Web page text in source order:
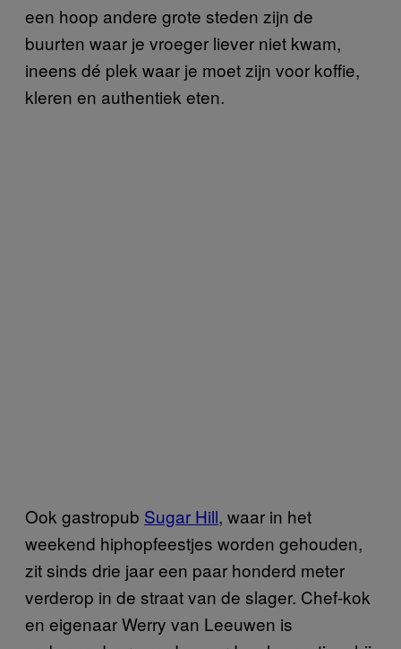
een hoop andere grote steden zijn de
buurten waar je vroeger liever niet kwam,
ineens dé plek waar je moet zijn voor koffie,
kleren en authentiek eten.
Ook gastropub Sugar Hill, waar in het
weekend hiphopfeestjes worden gehouden,
zit sinds drie jaar een paar honderd meter
verderop in de straat van de slager. Chef-kok
en eigenaar Werry van Leeuwen is